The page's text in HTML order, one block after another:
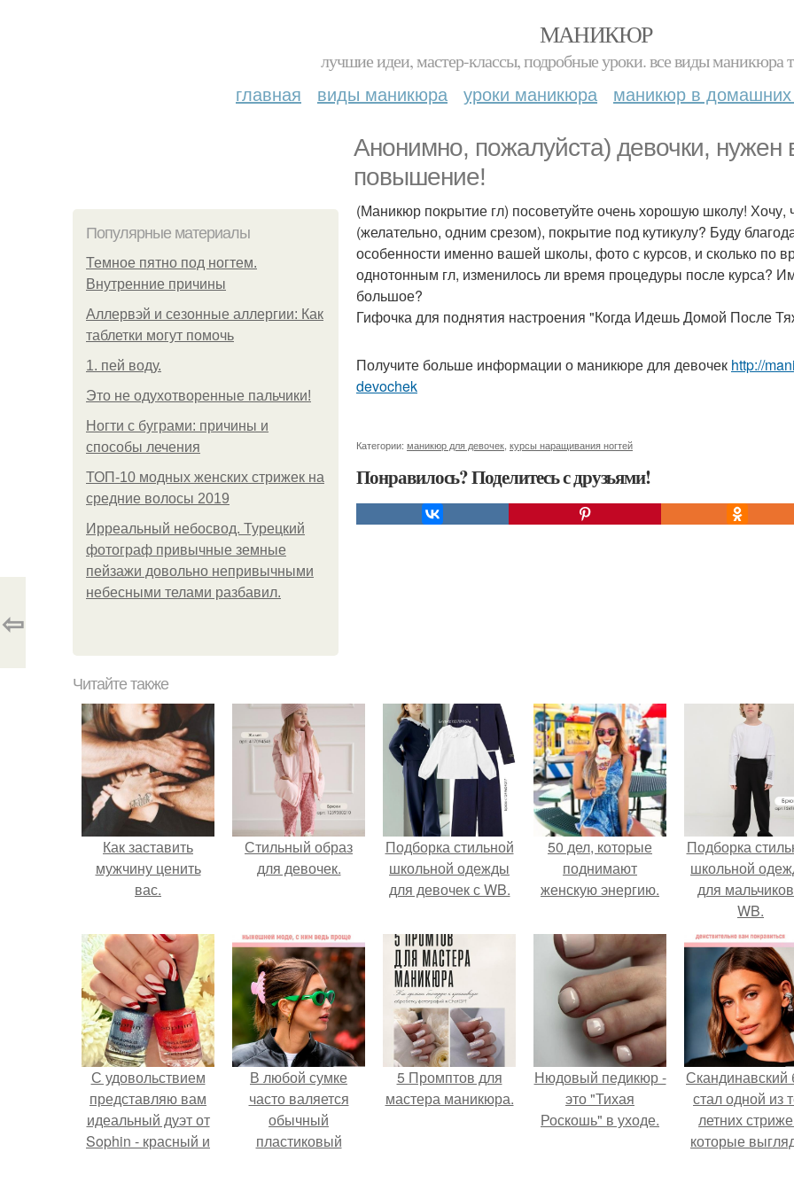
МАНИКЮР
лучшие идеи, мастер-классы, подробные уроки. все виды маникюра
главная виды маникюра уроки маникюра маникюр в домашних
Анонимно, пожалуйста) девочки, нужен
повышение!
Популярные материалы
Темное пятно под ногтем.
Внутренние причины
Аллервэй и сезонные аллергии: Как
таблетки могут помочь
1. пей воду.
Это не одухотворенные пальчики!
Ногти с буграми: причины и
способы лечения
ТОП-10 модных женских стрижек на
средние волосы 2019
Ирреальный небосвод. Турецкий
фотограф привычные земные
пейзажи довольно непривычными
небесными телами разбавил.
(Маникюр покрытие гл) посоветуйте очень хорошую школу!
(желательно, одним срезом), покрытие под кутикулу? Буду
особенности именно вашей школы, фото с курсов, и сколько по
однотонным гл, изменилось ли время процедуры после курса?
большое?
Гифочка для поднятия настроения "Когда Идешь Домой После
Получите больше информации о маникюре для девочек http://
devochek
Категории: маникюр для девочек курсы наращивания ногтей
Понравилось? Поделитесь с друзьями!
⇦
Читайте также
Как заставить
мужчину ценить
вас.
Стильный образ
для девочек.
Подборка стильной
школьной одежды
для девочек с WB.
50 дел, которые
поднимают
женскую энергию.
Подборка
школьной
для
WB.
С удовольствием
представляю вам
идеальный дуэт от
Sophin - красный и
В любой сумке
часто валяется
обычный
пластиковый
5 Промптов для
мастера маникюра.
Нюдовый педикюр -
это "Тихая
Роскошь" в уходе.
Скандинавский
стал одной из
летних
которые